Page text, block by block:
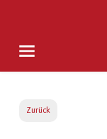
Zurück